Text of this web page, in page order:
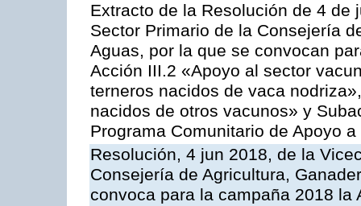
Extracto de la Resolución de 4
Sector Primario de la Consejería
Aguas, por la que se convocan
Acción III.2 «Apoyo al sector
terneros nacidos de vaca
nacidos de otros vacunos» y
Programa Comunitario de Apoyo
Resolución, 4 jun 2018, de la
Consejería de Agricultura,
convoca para la campaña 2018